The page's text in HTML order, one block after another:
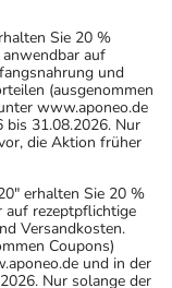
Sie 20 %
auf
und
(ausgenommen
www.aponeo.de
bis 31.08.2026. Nur
die Aktion früher
erhalten Sie 20 %
auf rezeptpflichtige
Versandkosten.
Coupons)
und in der
Nur solange der